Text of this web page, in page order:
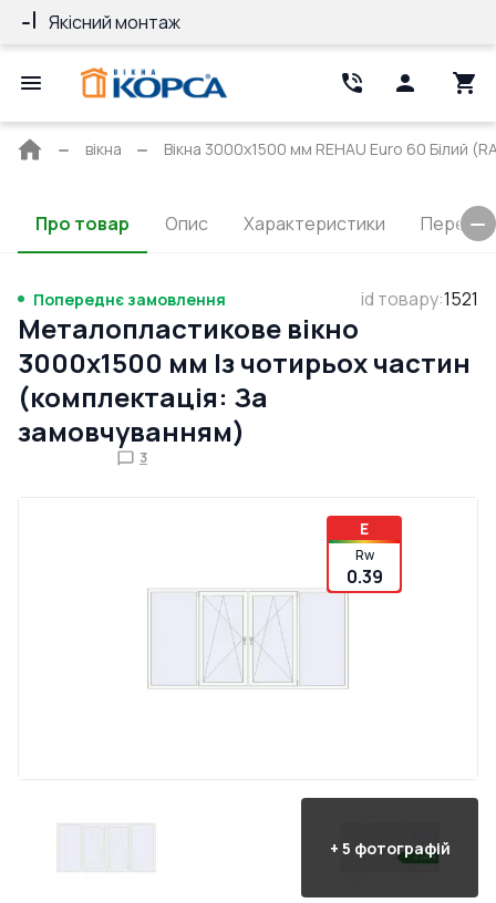
Якісний монтаж
Головна
вікна Вікна 3000x1500 мм REHAU Euro 60 Білий
Про товар Опис Характеристики
Попереднє замовлення id товару:1521
Металопластикове вікно
3000x1500 мм Із чотирьох частин
(комплектація: За
замовчуванням)
3
E
Rw
0.39
+ 5 фотографій